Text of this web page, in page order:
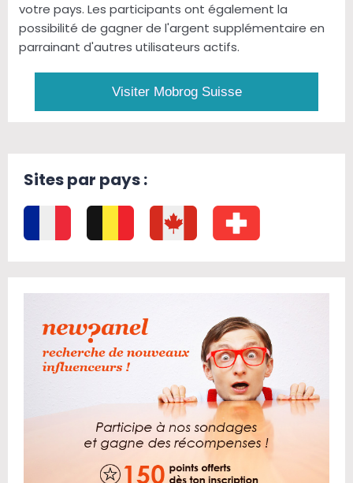
votre pays. Les participants ont également la
possibilité de gagner de l'argent supplémentaire en
parrainant d'autres utilisateurs actifs.
Visiter Mobrog Suisse
Sites par pays :